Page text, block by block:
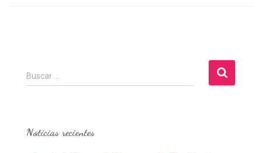
B
u
r
Buscar …
Noticias recientes